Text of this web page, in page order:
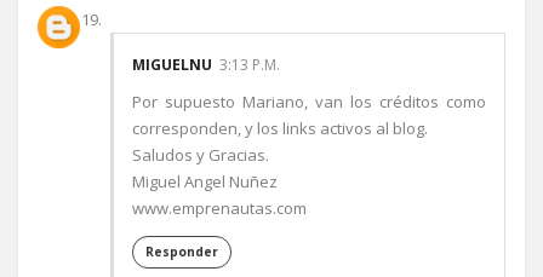
MIGUELNU 3:13 P.M.
Por supuesto Mariano, van los créditos como
corresponden, y los links activos al blog.
Saludos y Gracias.
Miguel Angel Nuñez
www.emprenautas.com
Responder